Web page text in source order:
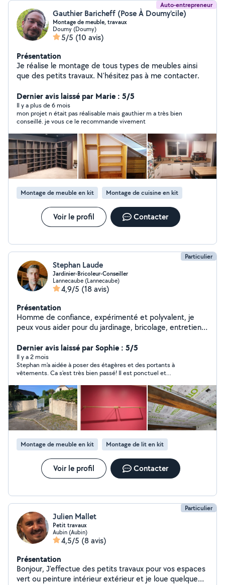
Auto-entrepreneur
Gauthier Baricheff (Pose À Doumy'cile)
Montage de meuble, travaux
Doumy (Doumy)
5/5 (10 avis)
Présentation
Je réalise le montage de tous types de meubles ainsi
que des petits travaux. N'hésitez pas à me contacter.
Dernier avis laissé par Marie : 5/5
Il y a plus de 6 mois
mon projet n était pas réalisable mais gauthier m a très bien
conseillé. je vous ce le recommande vivement
Montage de meuble en kit Montage de cuisine en kit
Voir le profil Contacter
Particulier
Stephan Laude
Jardinier-Bricoleur-Conseiller
Lannecaube (Lannecaube)
4,9/5 (18 avis)
Présentation
Homme de confiance, expérimenté et polyvalent, je
peux vous aider pour du jardinage, bricolage, entretien
énergétique des logements (chauffage, isolation,
ventilation...)
Dernier avis laissé par Sophie : 5/5
Il y a 2 mois
Stephan m'a aidée à poser des étagères et des portants à
vêtements. Ca s'est très bien passé! Il est ponctuel et
Montage de meuble en kit Montage de lit en kit
Voir le profil Contacter
Particulier
Julien Mallet
Petit travaux
Aubin (Aubin)
4,5/5 (8 avis)
Présentation
Bonjour, J'effectue des petits travaux pour vos espaces
vert ou peinture intérieur extérieur et je loue quelque